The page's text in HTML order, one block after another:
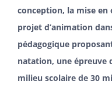
conception, la mise
projet d’animation
pédagogique
natation, une épreuve
milieu scolaire de 30